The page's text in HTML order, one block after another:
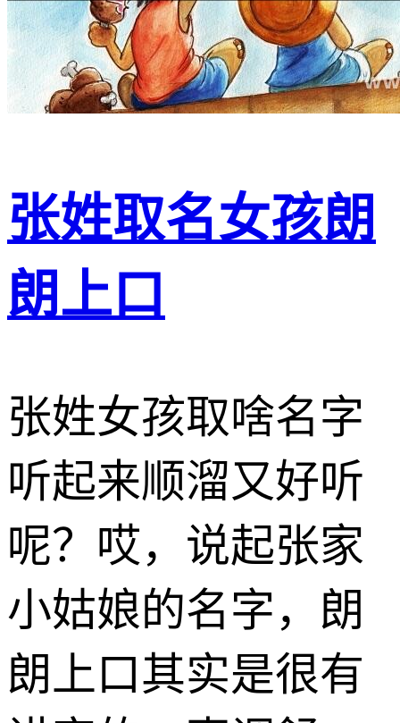
张姓取名女孩朗
朗上口
张姓女孩取啥名字
听起来顺溜又好听
呢？哎，说起张家
小姑娘的名字，朗
朗上口其实是很有